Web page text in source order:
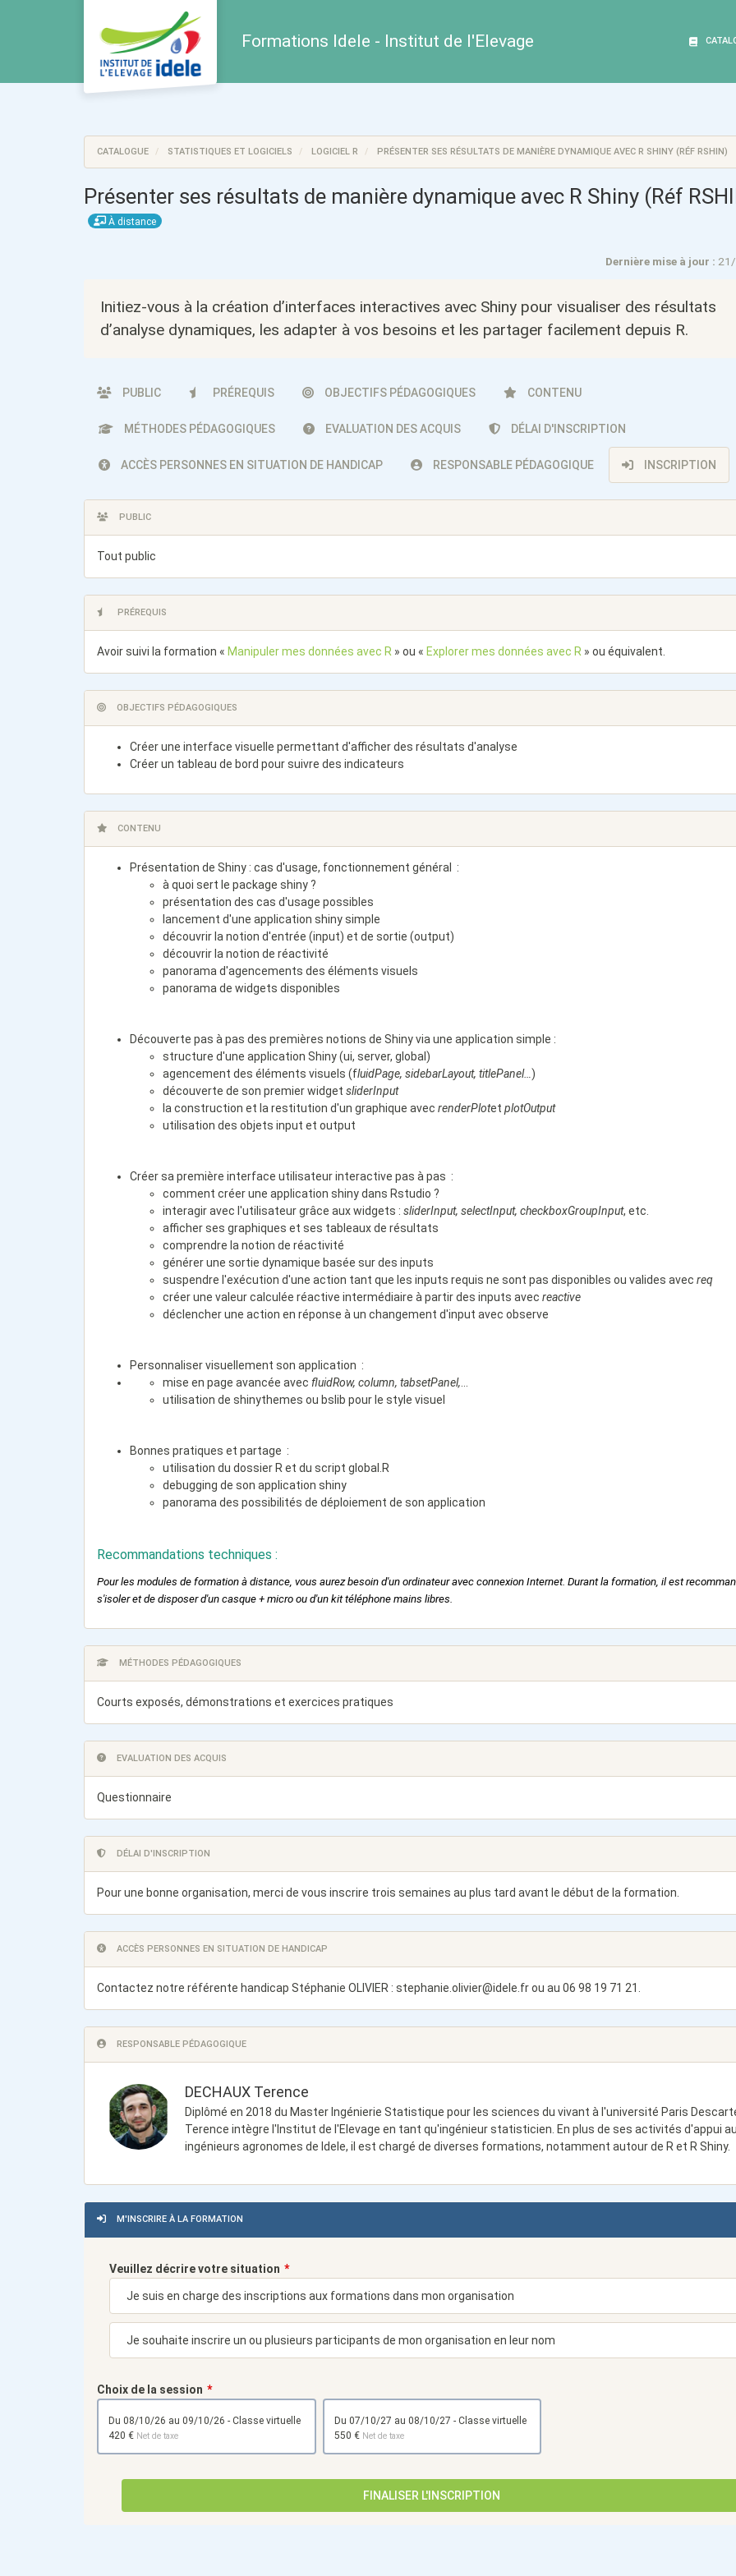
Formations Idele - Institut de l'Elevage
CATALOGUE STATISTIQUES ET LOGICIELS LOGICIEL R PRÉSENTER SES RÉSULTATS DE MANIÈRE DYNAMIQUE AVEC R SHINY (RÉF RSHIN)
Présenter ses résultats de manière dynamique avec R Shiny (Réf
À distance
Dernière mise à jour :
Initiez-vous à la création d’interfaces interactives avec Shiny pour visualiser des résultats
d’analyse dynamiques, les adapter à vos besoins et les partager facilement depuis R.
PUBLIC PRÉREQUIS OBJECTIFS PÉDAGOGIQUES CONTENU
MÉTHODES PÉDAGOGIQUES EVALUATION DES ACQUIS DÉLAI D'INSCRIPTION
ACCÈS PERSONNES EN SITUATION DE HANDICAP RESPONSABLE PÉDAGOGIQUE INSCRIPTION
PUBLIC
Tout public
PRÉREQUIS
Avoir suivi la formation « Manipuler mes données avec R » ou « Explorer mes données avec R » ou équivalent.
OBJECTIFS PÉDAGOGIQUES
Créer une interface visuelle permettant d'afficher des résultats d'analyse
Créer un tableau de bord pour suivre des indicateurs
CONTENU
Présentation de Shiny : cas d'usage, fonctionnement général :
à quoi sert le package shiny ?
présentation des cas d'usage possibles
lancement d'une application shiny simple
découvrir la notion d'entrée (input) et de sortie (output)
découvrir la notion de réactivité
panorama d'agencements des éléments visuels
panorama de widgets disponibles
Découverte pas à pas des premières notions de Shiny via une application simple :
structure d'une application Shiny (ui, server, global)
agencement des éléments visuels (fluidPage, sidebarLayout, titlePanel… )
découverte de son premier widget sliderInput
la construction et la restitution d'un graphique avec renderPlotet plotOutput
utilisation des objets input et output
Créer sa première interface utilisateur interactive pas à pas :
comment créer une application shiny dans Rstudio ?
interagir avec l'utilisateur grâce aux widgets : sliderInput, selectInput, checkboxGroupInput, etc.
afficher ses graphiques et ses tableaux de résultats
comprendre la notion de réactivité
générer une sortie dynamique basée sur des inputs
suspendre l'exécution d'une action tant que les inputs requis ne sont pas disponibles ou valides avec req
créer une valeur calculée réactive intermédiaire à partir des inputs avec reactive
déclencher une action en réponse à un changement d'input avec observe
Personnaliser visuellement son application :
mise en page avancée avec fluidRow, column, tabsetPanel,
utilisation de shinythemes ou bslib pour le style visuel
Bonnes pratiques et partage :
utilisation du dossier R et du script global.R
debugging de son application shiny
panorama des possibilités de déploiement de son application
Recommandations techniques :
Pour les modules de formation à distance, vous aurez besoin d'un ordinateur avec connexion Internet. Durant la formation, il est
s'isoler et de disposer d'un casque + micro ou d'un kit téléphone mains libres.
MÉTHODES PÉDAGOGIQUES
Courts exposés, démonstrations et exercices pratiques
EVALUATION DES ACQUIS
Questionnaire
DÉLAI D'INSCRIPTION
Pour une bonne organisation, merci de vous inscrire trois semaines au plus tard avant le début de la formation.
ACCÈS PERSONNES EN SITUATION DE HANDICAP
Contactez notre référente handicap Stéphanie OLIVIER : stephanie.olivier@idele.frou au 06 98 19 71 21.
RESPONSABLE PÉDAGOGIQUE
DECHAUX Terence
Diplômé en 2018 du Master Ingénierie Statistique pour les sciences du vivant à l'université Paris
Terence intègre l'Institut de l'Elevage en tant qu'ingénieur statisticien. En plus de ses activités d'appui
ingénieurs agronomes de Idele, il est chargé de diverses formations, notamment autour de R et R Shiny.
M'INSCRIRE À LA FORMATION
Veuillez décrire votre situation
Choix de la session
du 08/10/26 au 09/10/26 - Classe virtuelle
420 € Net de taxe
du 07/10/27 au 08/10/27 - Classe virtuelle
550 € Net de taxe
FINALISER L'INSCRIPTION